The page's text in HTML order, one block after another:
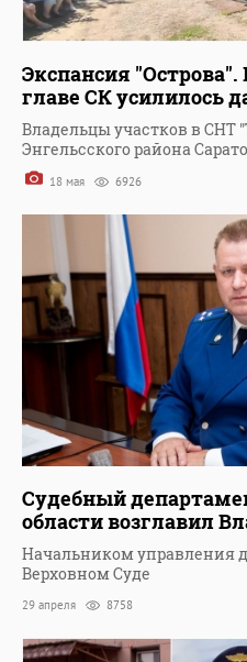
Экспансия
главе СК усилилось
Владельцы участков в СНТ
Энгельсского района
18 мая 6926
Судебный
области возглавил
Начальником управления
Верховном Суде
29 апреля 8758